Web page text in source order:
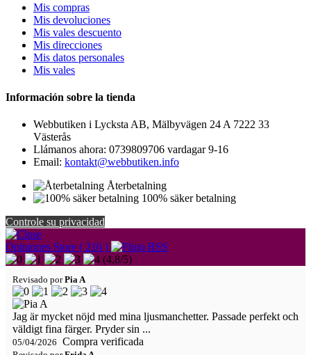
Mis compras
Mis devoluciones
Mis vales descuento
Mis direcciones
Mis datos personales
Mis vales
Información sobre la tienda
Webbutiken i Lycksta AB, Mälbyvägen 24 A 7222 33
Västerås
Llámanos ahora: 0739809706 vardagar 9-16
Email: kontakt@webbutiken.info
Återbetalning
100% säker betalning
Controle su privacidad
Opiniones Store ( 216 )
(4,8/5)
Revisado porPia A
Jag är mycket nöjd med mina ljusmanchetter. Passade perfekt och
väldigt fina färger. Pryder sin ...
05/04/2026 Compra verificada